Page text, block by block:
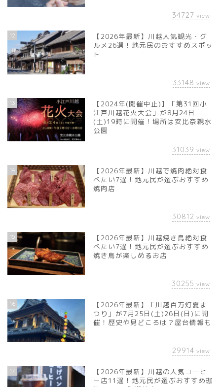
34727 view
12
【2026年最新】川越人気観光・グ
ルメ26選！地元民のおすすめスポッ
ト
33148 view
13
【2024年(開催中止)】「第31回小
江戸川越花火大会」が8月24日
(土)19時に開催！場所は安比奈親水
公園
31039 view
14
【2026年最新】川越で焼肉絶対食
べたい7選！地元民が選ぶおすすめ
焼肉店
30812 view
15
【2026年最新】川越焼き鳥絶対食
べたい7選！地元民が選ぶおすすめ
焼き鳥が楽しめるお店
30255 view
16
【2026年最新】「川越百万灯夏ま
つり」が7月25日(土)26日(日)に開
催！歴史や見どころは？屋台情報も
29914 view
17
【2026年最新】川越の人気コーヒ
ー店11選！地元民が選ぶおすすめ珈